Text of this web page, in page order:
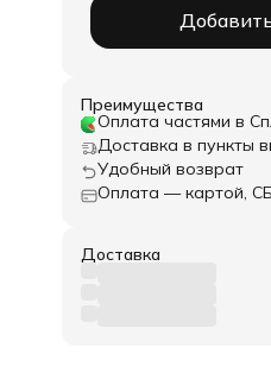
Преимущества
Оплата частями в
Доставка в пункты
Удобный возврат
Оплата — картой,
Доставка